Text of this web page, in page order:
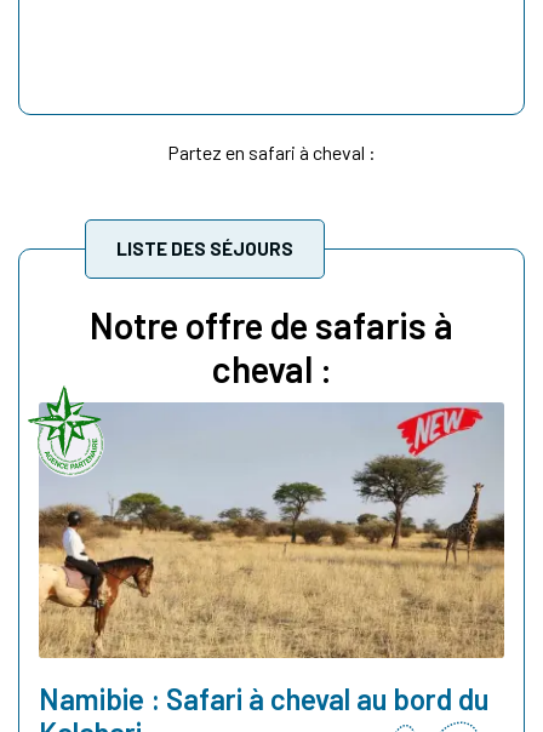
Partez en safari à cheval :
LISTE DES SÉJOURS
Notre offre de safaris à
cheval :
Namibie : Safari à cheval au bord du